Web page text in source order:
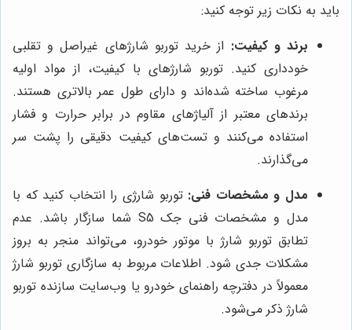
باید به نکات زیر توجه کنید:
برند و کیفیت: از خرید توربو شارژهای غیراصل و تقلبی
خودداری کنید. توربو شارژهای با کیفیت، از مواد اولیه
مرغوب ساخته شده‌اند و دارای طول عمر بالاتری هستند.
برندهای معتبر از آلیاژهای مقاوم در برابر حرارت و فشار
استفاده می‌کنند و تست‌های کیفیت دقیقی را پشت سر
می‌گذارند.
مدل و مشخصات فنی: توربو شارژی را انتخاب کنید که با
مدل و مشخصات فنی جک S5 شما سازگار باشد. عدم
تطابق توربو شارژ با موتور خودرو، می‌تواند منجر به بروز
مشکلات جدی شود. اطلاعات مربوط به سازگاری توربو شارژ
معمولاً در دفترچه راهنمای خودرو یا وب‌سایت سازنده توربو
شارژ ذکر می‌شود.